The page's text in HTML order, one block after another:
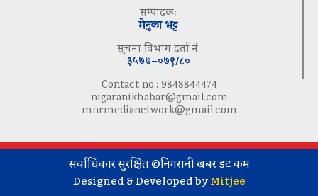
सम्पादकः
मेनुका भट्ट
सूचना विभाग दर्ता नं.
३५७७–०७९/८०
Contact no.: 9848844474
nigaranikhabar@gmail.com
mnrmedianetwork@gmail.com
सर्वाधिकार सुरक्षित ©निगरानी खबर डट कम
Designed & Developed byMitjee